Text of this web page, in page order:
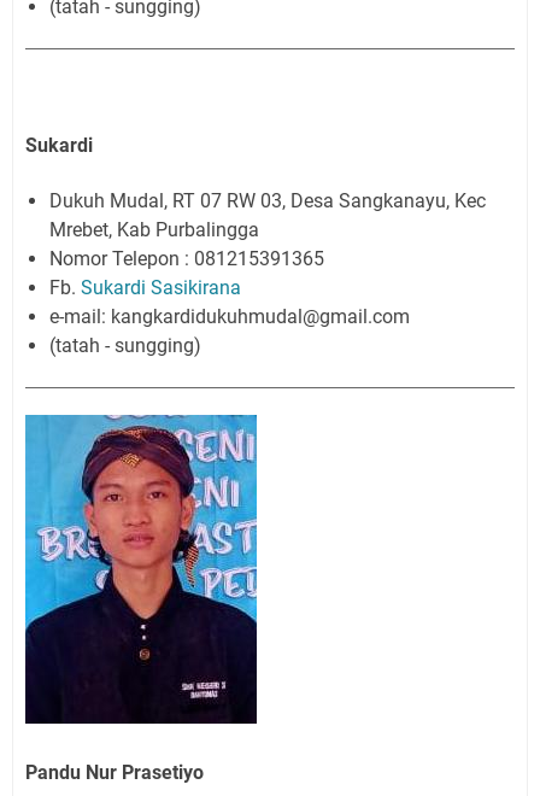
(tatah - sungging)
Sukardi
Dukuh Mudal, RT 07 RW 03, Desa Sangkanayu, Kec
Mrebet, Kab Purbalingga
Nomor Telepon : 081215391365
Fb. Sukardi Sasikirana
e-mail: kangkardidukuhmudal@gmail.com
(tatah - sungging)
Pandu Nur Prasetiyo